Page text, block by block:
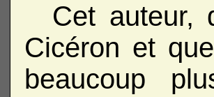
Cet auteur,
Cicéron et
beaucoup